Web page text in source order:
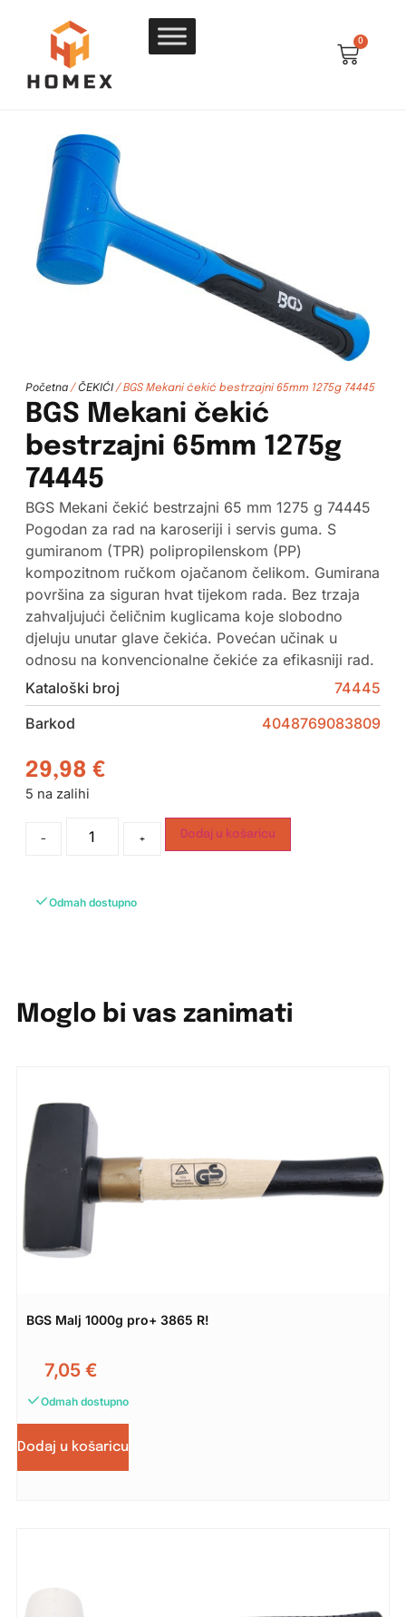
0
Početna/ ČEKIĆI/ BGS Mekani čekić bestrzajni 65mm 1275g 74445
BGS Mekani čekić
bestrzajni 65mm 1275g
74445
BGS Mekani čekić bestrzajni 65 mm 1275 g 74445
Pogodan za rad na karoseriji i servis guma. S
gumiranom (TPR) polipropilenskom (PP)
kompozitnom ručkom ojačanom čelikom. Gumirana
površina za siguran hvat tijekom rada. Bez trzaja
zahvaljujući čeličnim kuglicama koje slobodno
djeluju unutar glave čekića. Povećan učinak u
odnosu na konvencionalne čekiće za efikasniji rad.
Kataloški broj
74445
Barkod
4048769083809
29,98 €
5 na zalihi
- + Dodaj u košaricu
Odmah dostupno
Moglo bi vas zanimati
BGS Malj 1000g pro+ 3865 R!
7,05 €
Odmah dostupno
Dodaj u košaricu